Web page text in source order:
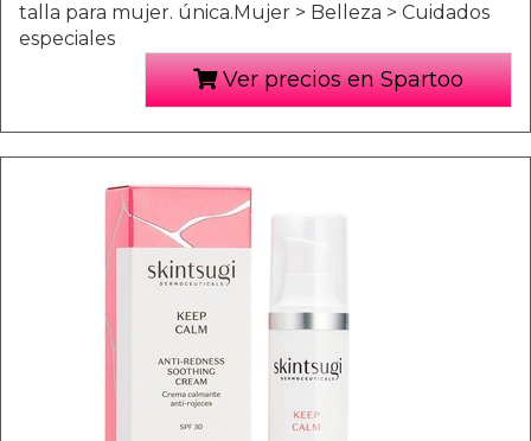
talla para mujer. única.Mujer > Belleza > Cuidados
especiales
Ver precios en Spartoo